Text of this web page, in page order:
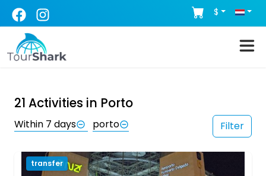
$
21 Activities in Porto
Within 7 days porto Filter
transfer